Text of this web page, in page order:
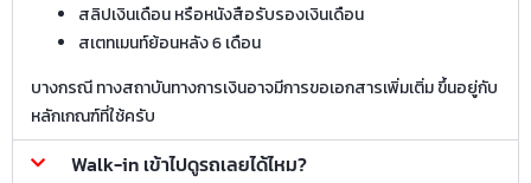
สลิปเงินเดือน หรือหนังสือรับรองเงินเดือน
สเตทเมนท์ย้อนหลัง 6 เดือน
บางกรณี ทางสถาบันทางการเงินอาจมีการขอเอกสารเพิ่มเติ่ม ขึ้นอยู่กับ
หลักเกณฑ์ที่ใช้ครับ
Walk-in เข้าไปดูรถเลยได้ไหม?